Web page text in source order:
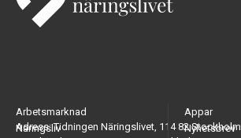
Adress: Tidningen Näringslivet, 114 82 Stockholm
Arbetsmarknad
Näringsliv
Appar
Nyhetsbrev